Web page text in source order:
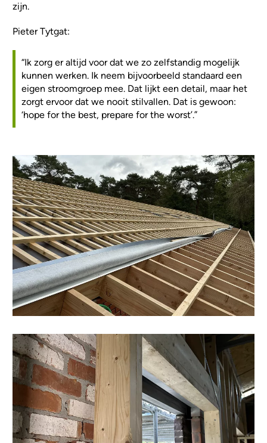
zijn.
Pieter Tytgat:
“Ik zorg er altijd voor dat we zo zelfstandig mogelijk
kunnen werken. Ik neem bijvoorbeeld standaard een
eigen stroomgroep mee. Dat lijkt een detail, maar het
zorgt ervoor dat we nooit stilvallen. Dat is gewoon:
‘hope for the best, prepare for the worst’.”